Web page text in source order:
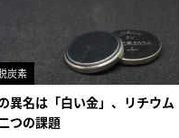
炭素
異名は「白い金」、リチウム
つの課題